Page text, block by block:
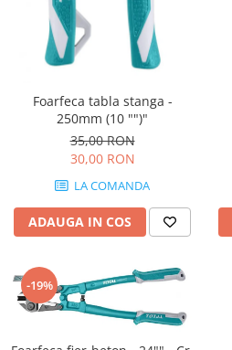
Foarfeca tabla stanga -
250mm (10 "")"
35,00 RON
30,00 RON
LA COMANDA
ADAUGA IN COS
-19%